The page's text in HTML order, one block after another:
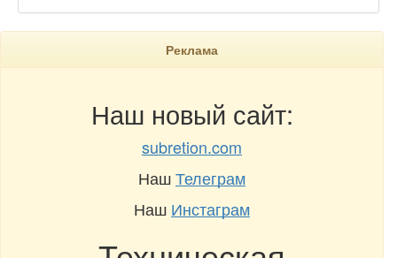
Реклама
Наш новый сайт:
subretion.com
НашТелеграм
Наш Инстаграм